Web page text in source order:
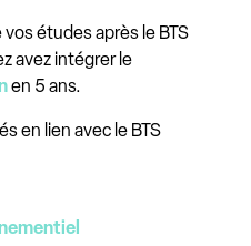
études après le BTS
avez intégrer le
en 5 ans.
en lien avec le BTS